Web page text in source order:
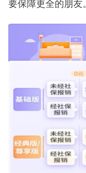
要保障更全的朋友。